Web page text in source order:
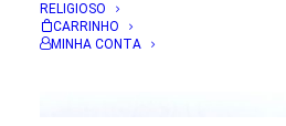
RELIGIOSO
CARRINHO
MINHA CONTA